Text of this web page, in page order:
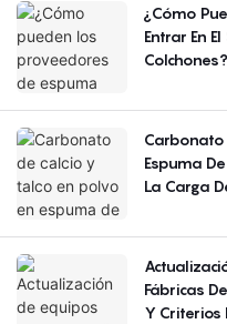
¿Cómo
Entrar En
Colchones?
Carbonato
Espuma
La Carga
Fábricas
Y Criterios